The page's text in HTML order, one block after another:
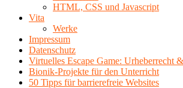
HTML, CSS und Javascript
Vita
Werke
Impressum
Datenschutz
Virtuelles Escape Game: Urheberrecht
Bionik-Projekte für den Unterricht
50 Tipps für barrierefreie Websites